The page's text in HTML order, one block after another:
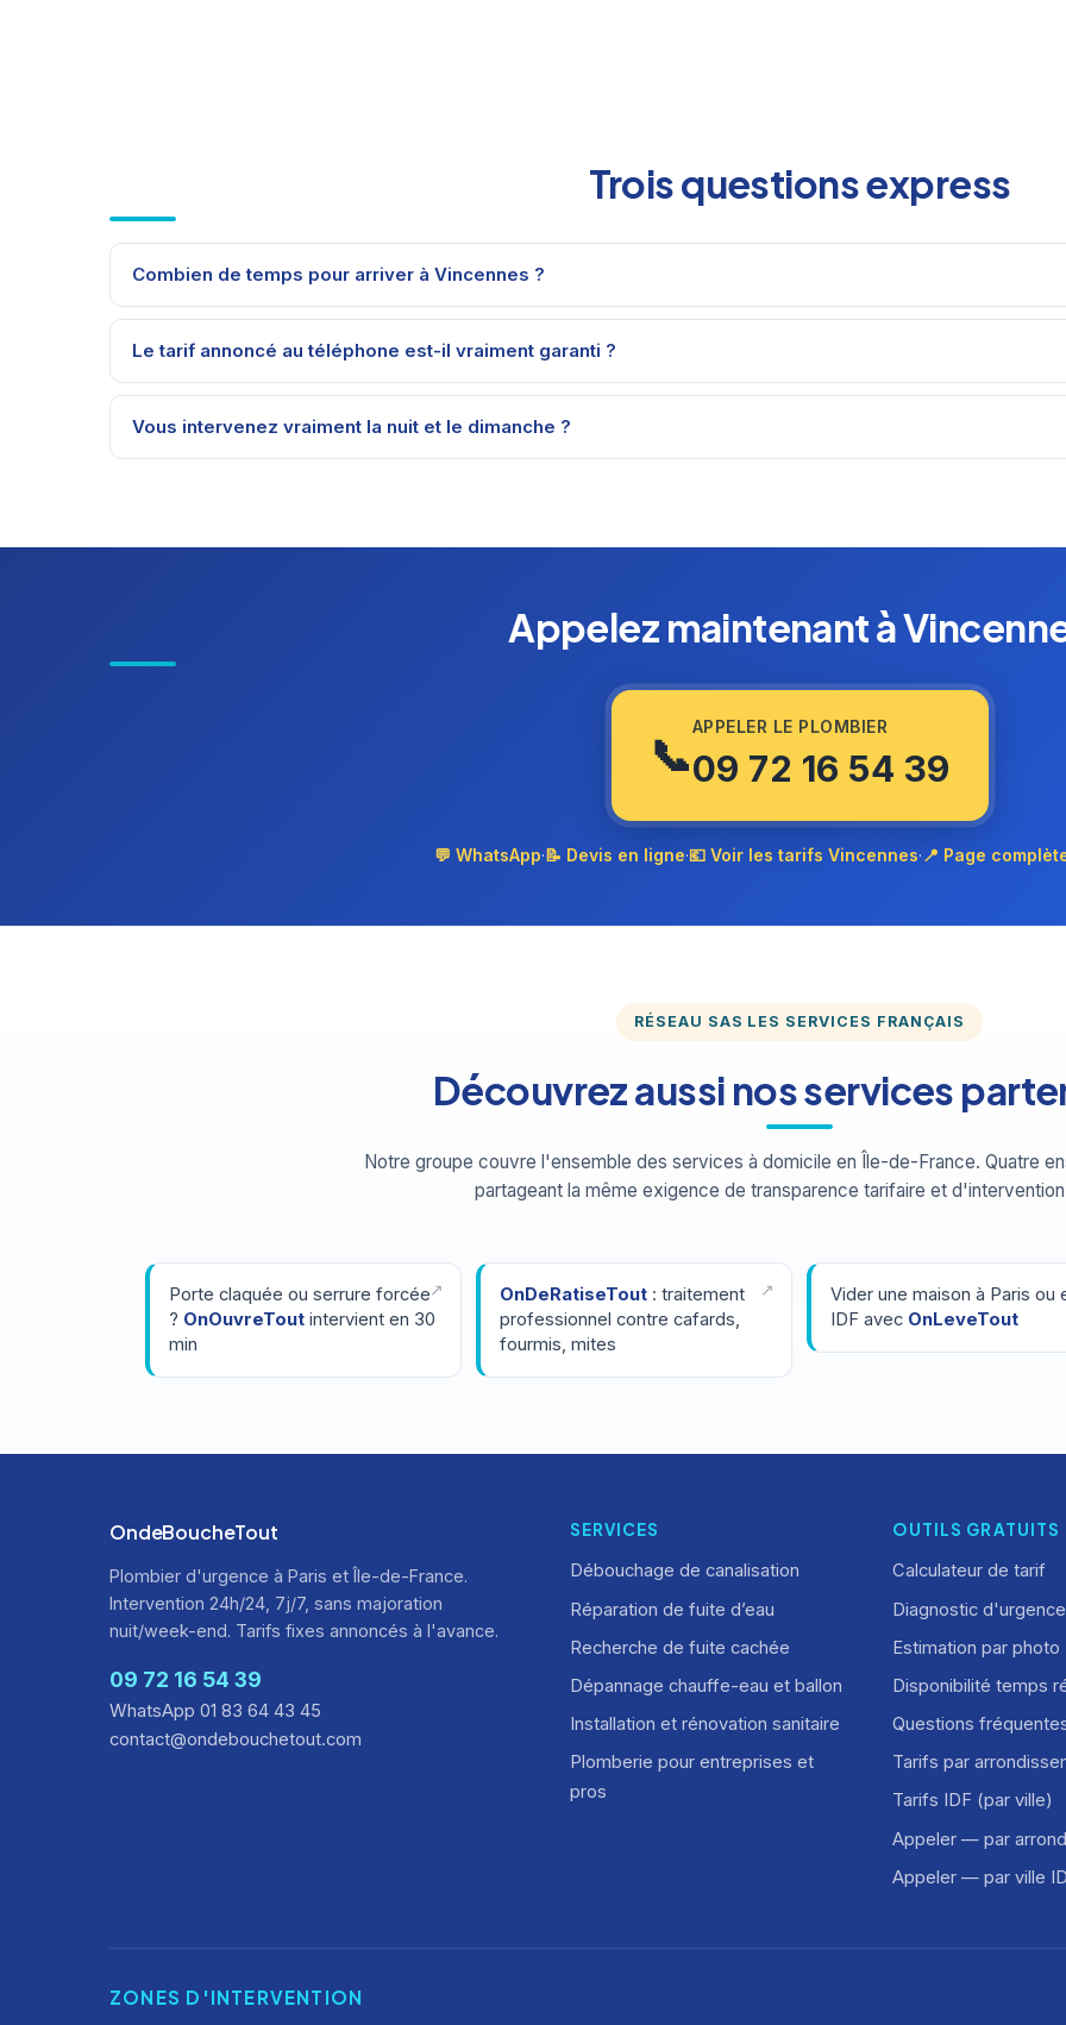
Trois questions express
Combien de temps pour arriver à Vincennes ?
Le tarif annoncé au téléphone est-il vraiment garanti ?
Vous intervenez vraiment la nuit et le dimanche ?
Appelez maintenant à
📞
APPELER LE PLOMBIER
09 72 16 54 39
💬 WhatsApp·📝 Devis en ligne·💶 Voir les tarifs Vincennes·📍 Page
RÉSEAU SAS LES SERVICES FRANÇAIS
Découvrez aussi nos services
Notre groupe couvre l'ensemble des services à domicile en Île-de-France. Quatre
partageant la même exigence de transparence tarifaire et
Porte claquée ou serrure forcée
? OnOuvreTout intervient en 30
min
OnDeRatiseTout : traitement
professionnel contre cafards,
fourmis, mites
Vider une maison à Paris ou
IDF avec OnLeveTout
OndeBoucheTout
Plombier d'urgence à Paris et Île-de-France.
Intervention 24h/24, 7j/7, sans majoration
nuit/week-end. Tarifs fixes annoncés à l'avance.
09 72 16 54 39
WhatsApp 01 83 64 43 45
contact@ondebouchetout.com
SERVICES
Débouchage de canalisation
Réparation de fuite d’eau
Recherche de fuite cachée
Dépannage chauffe-eau et ballon
Installation et rénovation sanitaire
Plomberie pour entreprises et
pros
OUTILS GRATUITS
Calculateur de tarif
Diagnostic d'urgence
Estimation par photo
Disponibilité temps
Questions
Tarifs par
Tarifs IDF (par ville)
Appeler — par
Appeler — par ville
ZONES D'INTERVENTION